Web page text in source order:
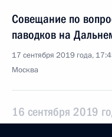
Совещание по
паводков на
17 сентября 2019 года,
Москва
16 сентября 2019